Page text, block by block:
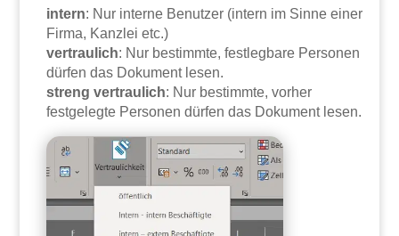
intern: Nur interne Benutzer (intern im Sinne einer
Firma, Kanzlei etc.)
vertraulich: Nur bestimmte, festlegbare Personen
dürfen das Dokument lesen.
streng vertraulich: Nur bestimmte, vorher
festgelegte Personen dürfen das Dokument lesen.